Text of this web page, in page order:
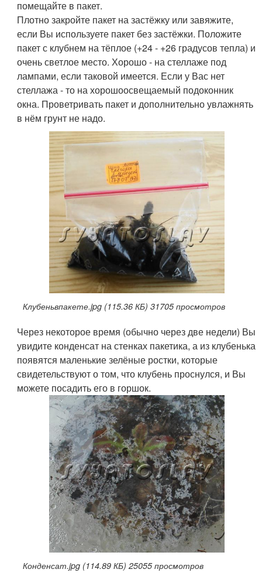
помещайте в пакет.
Плотно закройте пакет на застёжку или завяжите,
если Вы используете пакет без застёжки. Положите
пакет с клубнем на тёплое (+24 - +26 градусов тепла) и
очень светлое место. Хорошо - на стеллаже под
лампами, если таковой имеется. Если у Вас нет
стеллажа - то на хорошоосвещаемый подоконник
окна. Проветривать пакет и дополнительно увлажнять
в нём грунт не надо.
Клубеньвпакете.jpg (115.36 КБ) 31705 просмотров
Через некоторое время (обычно через две недели) Вы
увидите конденсат на стенках пакетика, а из клубенька
появятся маленькие зелёные ростки, которые
свидетельствуют о том, что клубень проснулся, и Вы
можете посадить его в горшок.
Конденсат.jpg (114.89 КБ) 25055 просмотров